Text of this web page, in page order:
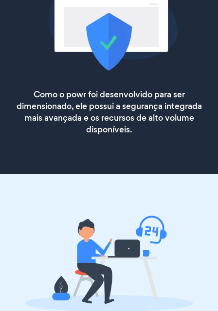
Como o powr foi desenvolvido para ser
dimensionado, ele possui a segurança integrada
mais avançada e os recursos de alto volume
disponíveis.